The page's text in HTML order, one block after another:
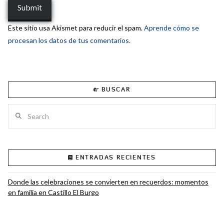
Este sitio usa Akismet para reducir el spam.Aprende cómo se
procesan los datos de tus comentarios.
BUSCAR
ENTRADAS RECIENTES
Donde las celebraciones se convierten en recuerdos: momentos
en familia en Castillo El Burgo